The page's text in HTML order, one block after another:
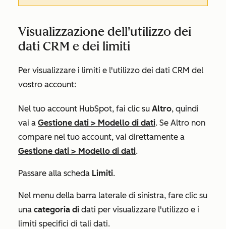
Visualizzazione dell'utilizzo dei
dati CRM e dei limiti
Per visualizzare i limiti e l'utilizzo dei dati CRM del
vostro account:
Nel tuo account HubSpot, fai clic su Altro, quindi
vai a Gestione dati > Modello di dati. Se Altro non
compare nel tuo account, vai direttamente a
Gestione dati > Modello di dati.
Passare alla scheda Limiti.
Nel menu della barra laterale di sinistra, fare clic su
una categoria di dati per visualizzare l'utilizzo e i
limiti specifici di tali dati.